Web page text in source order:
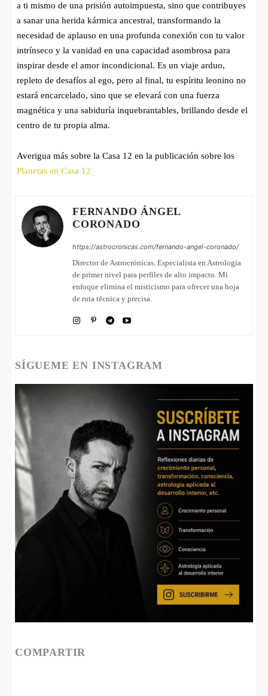
a ti mismo de una prisión autoimpuesta, sino que contribuyes
a sanar una herida kármica ancestral, transformando la
necesidad de aplauso en una profunda conexión con tu valor
intrínseco y la vanidad en una capacidad asombrosa para
inspirar desde el amor incondicional. Es un viaje arduo,
repleto de desafíos al ego, pero al final, tu espíritu leonino no
estará encarcelado, sino que se elevará con una fuerza
magnética y una sabiduría inquebrantables, brillando desde el
centro de tu propia alma.
Averigua más sobre la Casa 12 en la publicación sobre los
Planetas en Casa 12
FERNANDO ÁNGEL
CORONADO
https://astrocronicas.com/fernando-angel-coronado/
Director de Astrocrónicas. Especialista en Astrología
de primer nivel para perfiles de alto impacto. Mi
enfoque elimina el misticismo para ofrecer una hoja
de ruta técnica y precisa.
SÍGUEME EN INSTAGRAM
COMPARTIR